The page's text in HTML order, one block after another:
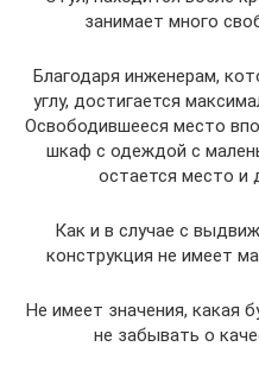
занимает много
Благодаря инженерам,
углу, достигается
Освободившееся место
шкаф с одеждой с
остается место и
Как и в случае с
конструкция не имеет
Не имеет значения, какая
не забывать о